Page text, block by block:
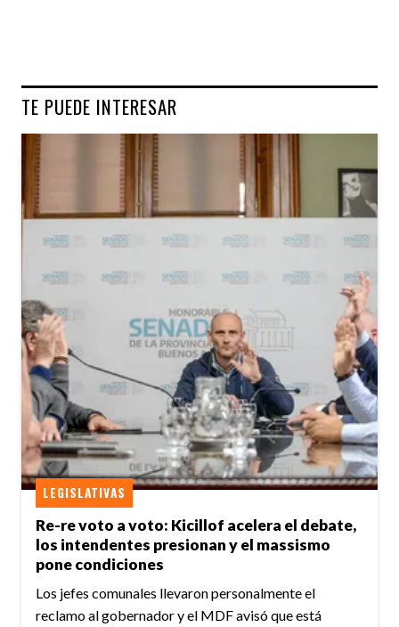
TE PUEDE INTERESAR
Re-re voto a voto: Kicillof acelera el debate,
los intendentes presionan y el massismo
pone condiciones
LEGISLATIVAS
Los jefes comunales llevaron personalmente el
reclamo al gobernador y el MDF avisó que está